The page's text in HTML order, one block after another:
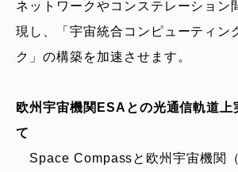
ネットワークやコンステレーション
現し、「宇宙統合コンピューティン
ク」の構築を加速させます。
欧州宇宙機関ESAとの光通信軌道上
て
Space Compassと欧州宇宙機関